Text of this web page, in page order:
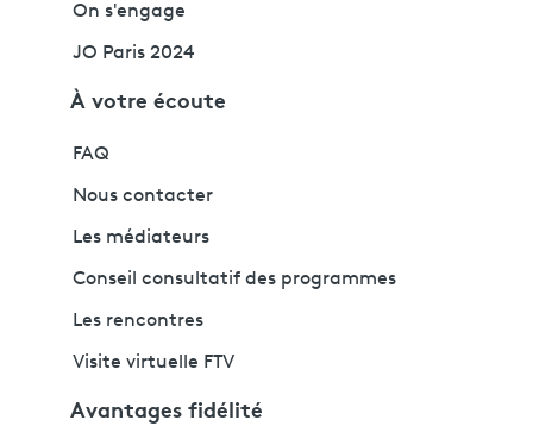
On s'engage
JO Paris 2024
À votre écoute
FAQ
Nous contacter
Les médiateurs
Conseil consultatif des programmes
Les rencontres
Visite virtuelle FTV
Avantages fidélité